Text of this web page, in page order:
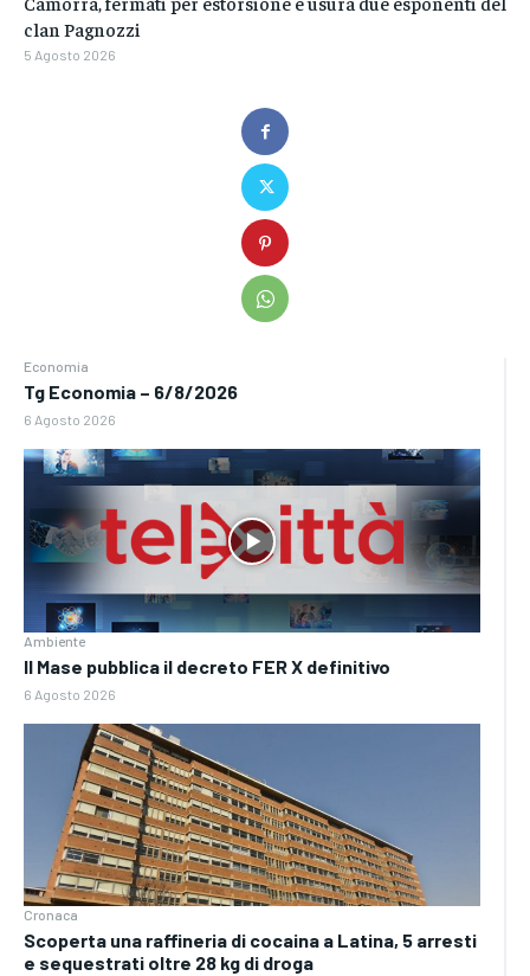
Economia
Tg Economia – 6/8/2026
6 Agosto 2026
Ambiente
Il Mase pubblica il decreto FER X definitivo
6 Agosto 2026
Cronaca
Scoperta una raffineria di cocaina a Latina, 5 arresti
e sequestrati oltre 28 kg di droga
clan Pagnozzi
5 Agosto 2026